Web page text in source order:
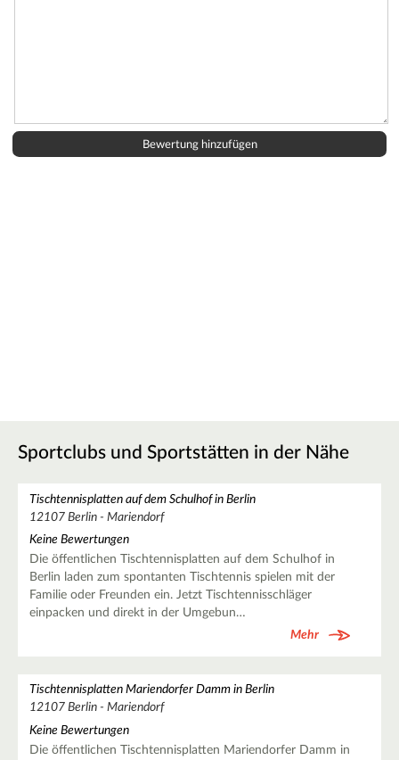
Sportclubs und Sportstätten in der Nähe
Tischtennisplatten auf dem Schulhof in Berlin
12107 Berlin - Mariendorf
Keine Bewertungen
Die öffentlichen Tischtennisplatten auf dem Schulhof in
Berlin laden zum spontanten Tischtennis spielen mit der
Familie oder Freunden ein. Jetzt Tischtennisschläger
einpacken und direkt in der Umgebun…
Mehr
Tischtennisplatten Mariendorfer Damm in Berlin
12107 Berlin - Mariendorf
Keine Bewertungen
Die öffentlichen Tischtennisplatten Mariendorfer Damm in